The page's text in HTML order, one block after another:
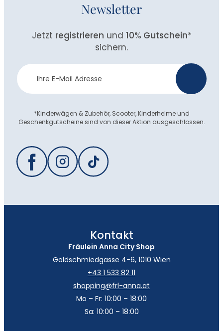
Newsletter
Jetzt registrieren und 10% Gutschein*
sichern.
Newsletter
Anmeldung
*Kinderwägen & Zubehör, Scooter, Kinderhelme und
Geschenkgutscheine sind von dieser Aktion ausgeschlossen.
Kontakt
Fräulein Anna City Shop
Goldschmiedgasse 4-6, 1010 Wien
+43 1 533 82 11
shopping@frl-anna.at
Mo – Fr: 10:00 – 18:00
Sa: 10:00 – 18:00